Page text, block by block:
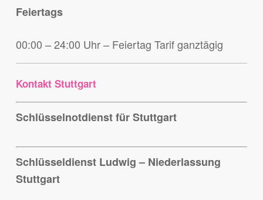
Feiertags
00:00 – 24:00 Uhr – Feiertag Tarif ganztägig
Kontakt Stuttgart
Schlüsselnotdienst für Stuttgart
Schlüsseldienst Ludwig – Niederlassung
Stuttgart